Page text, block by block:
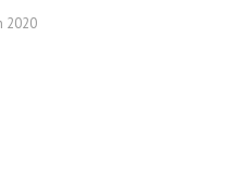
2020